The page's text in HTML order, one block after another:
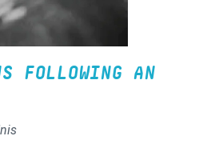
FOLLOWING AN